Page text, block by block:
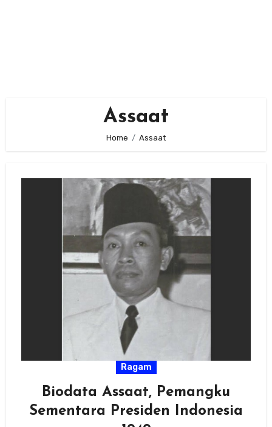
Assaat
Home Assaat
Ragam
Biodata Assaat, Pemangku
Sementara Presiden Indonesia